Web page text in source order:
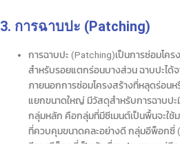
3. การฉาบปะ (Patching)
การฉาบปะ (Patching)เป็นการซ่อมโคร
สำหรับรอยแตกร่อนบางส่วน ฉาบปะได้
ภายนอกการซ่อมโครงสร้างที่หลุดร่อนห
แยกขนาดใหญ่ มีวัสดุสำหรับการฉาบปะ
กลุ่มหลัก คือกลุ่มที่มีซีเมนต์เป็นพื้นจะใช้
ที่ควบคุมขนาดคละอย่างดี กลุ่มอีพ็อกซี่